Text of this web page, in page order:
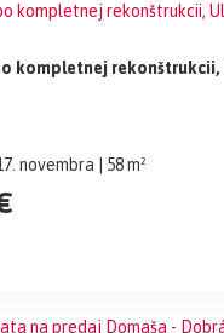
kompletnej rekonštrukcii,
17. novembra | 58 m²